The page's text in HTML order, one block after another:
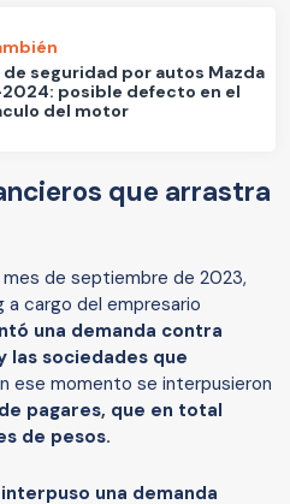
seguridad por autos Mazda
posible defecto en el
del motor
que arrastra
de septiembre de 2023,
a cargo del empresario
una demanda contra
las sociedades que
ese momento se interpusieron
pagares, que en total
de pesos.
una demanda